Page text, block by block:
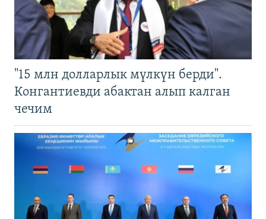
"15 млн долларлык мүлкүн берди".
Конгантиевди абактан алып калган
чечим